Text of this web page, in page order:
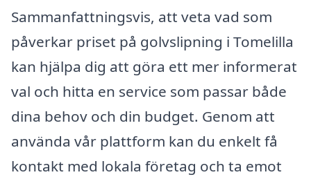
Sammanfattningsvis, att veta vad som
påverkar priset på golvslipning i Tomelilla
kan hjälpa dig att göra ett mer informerat
val och hitta en service som passar både
dina behov och din budget. Genom att
använda vår plattform kan du enkelt få
kontakt med lokala företag och ta emot